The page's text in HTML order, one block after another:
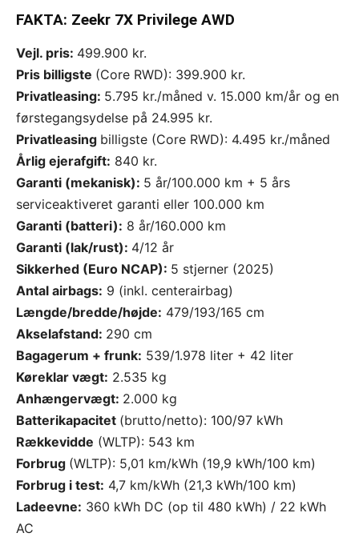
FAKTA: Zeekr 7X Privilege AWD
Vejl. pris: 499.900 kr.
Pris billigste (Core RWD): 399.900 kr.
Privatleasing: 5.795 kr./måned v. 15.000 km/år og en
førstegangsydelse på 24.995 kr.
Privatleasing billigste (Core RWD): 4.495 kr./måned
Årlig ejerafgift: 840 kr.
Garanti (mekanisk): 5 år/100.000 km + 5 års
serviceaktiveret garanti eller 100.000 km
Garanti (batteri): 8 år/160.000 km
Garanti (lak/rust): 4/12 år
Sikkerhed (Euro NCAP): 5 stjerner (2025)
Antal airbags: 9 (inkl. centerairbag)
Længde/bredde/højde: 479/193/165 cm
Akselafstand: 290 cm
Bagagerum + frunk: 539/1.978 liter + 42 liter
Køreklar vægt: 2.535 kg
Anhængervægt: 2.000 kg
Batterikapacitet (brutto/netto): 100/97 kWh
Rækkevidde (WLTP): 543 km
Forbrug (WLTP): 5,01 km/kWh (19,9 kWh/100 km)
Forbrug i test: 4,7 km/kWh (21,3 kWh/100 km)
Ladeevne: 360 kWh DC (op til 480 kWh) / 22 kWh
AC